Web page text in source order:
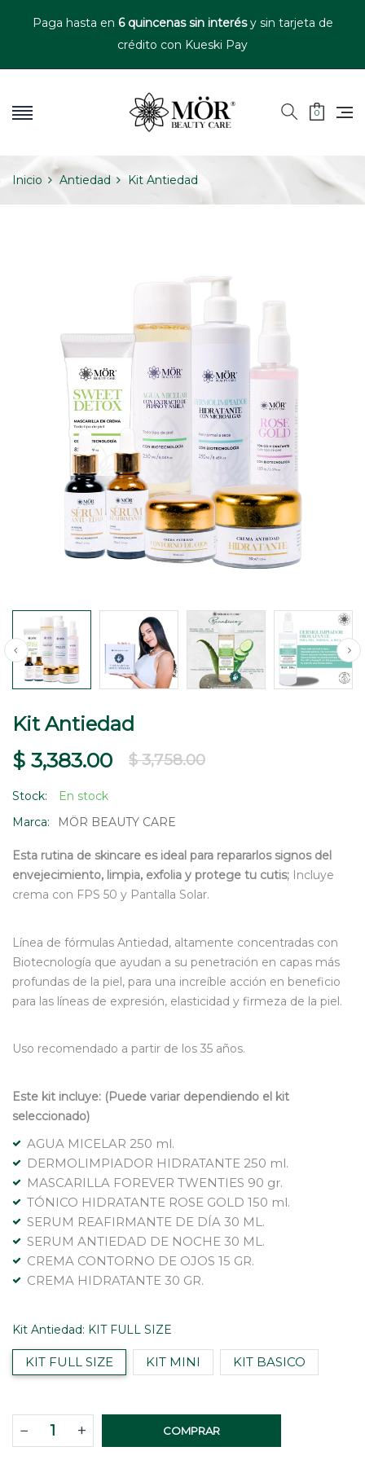
Paga hasta en 6 quincenas sin interésy sin tarjeta de
crédito con Kueski Pay
0
Inicio Antiedad Kit Antiedad
Kit Antiedad
$ 3,383.00 $ 3,758.00
Stock:
En stock
Marca:
MÖR BEAUTY CARE
Esta rutina de skincare es ideal para repararlos signos del
envejecimiento, limpia, exfolia y protege tu cutis; Incluye
crema con FPS 50 y Pantalla Solar.
Línea de fórmulas Antiedad, altamente concentradas con
Biotecnología que ayudan a su penetración en capas más
profundas de la piel, para una increíble acción en beneficio
para las líneas de expresión, elasticidad y firmeza de la piel.
Uso recomendado a partir de los 35 años.
Este kit incluye: (Puede variar dependiendo el kit
seleccionado)
AGUA MICELAR 250 ml.
DERMOLIMPIADOR HIDRATANTE 250 ml.
MASCARILLA FOREVER TWENTIES 90 gr.
TÓNICO HIDRATANTE ROSE GOLD 150 ml.
SERUM REAFIRMANTE DE DÍA 30 ML.
SERUM ANTIEDAD DE NOCHE 30 ML.
CREMA CONTORNO DE OJOS 15 GR.
CREMA HIDRATANTE 30 GR.
Kit Antiedad: KIT FULL SIZE
KIT FULL SIZE KIT MINI KIT BASICO
− + COMPRAR